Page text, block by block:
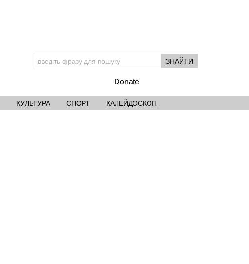
Donate
КУЛЬТУРА СПОРТ КАЛЕЙДОСКОП